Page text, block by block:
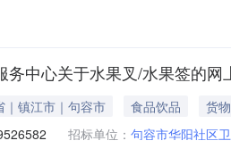
务中心关于水果叉/水果签的
｜镇江市｜句容市 食品饮品
货物
招标单位： 句容市华阳社区